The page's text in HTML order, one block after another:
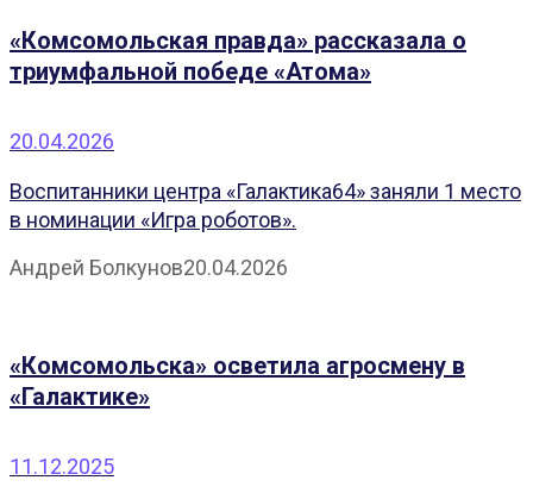
«Комсомольская правда» рассказала о
триумфальной победе «Атома»
20.04.2026
Воспитанники центра «Галактика64» заняли 1 место
в номинации «Игра роботов».
Андрей Болкунов20.04.2026
«Комсомольска» осветила агросмену в
«Галактике»
11.12.2025